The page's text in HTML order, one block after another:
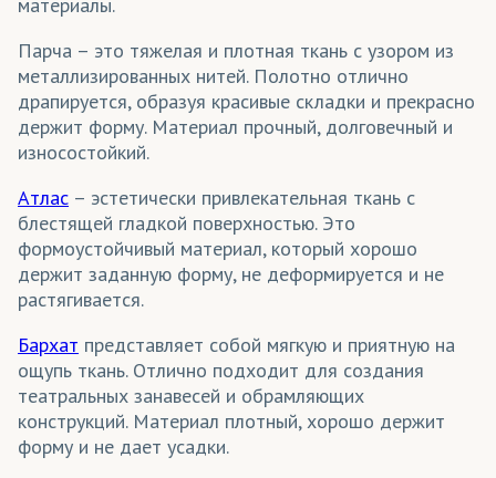
материалы.
Парча – это тяжелая и плотная ткань с узором из
металлизированных нитей. Полотно отлично
драпируется, образуя красивые складки и прекрасно
держит форму. Материал прочный, долговечный и
износостойкий.
Атлас – эстетически привлекательная ткань с
блестящей гладкой поверхностью. Это
формоустойчивый материал, который хорошо
держит заданную форму, не деформируется и не
растягивается.
Бархат представляет собой мягкую и приятную на
ощупь ткань. Отлично подходит для создания
театральных занавесей и обрамляющих
конструкций. Материал плотный, хорошо держит
форму и не дает усадки.